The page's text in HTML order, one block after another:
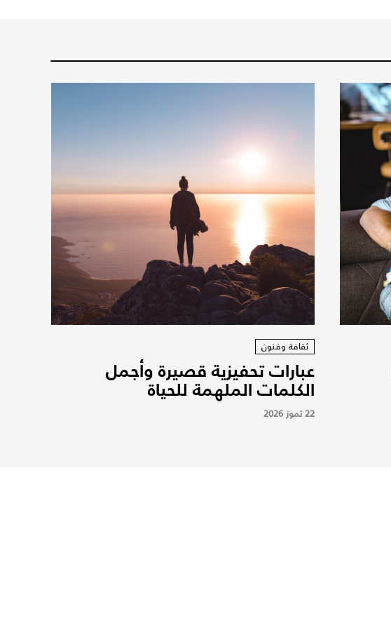
ثقافة وفنون
عبارات تحفيزية قصيرة وأجمل
الكلمات الملهمة للحياة
22 تموز 2026